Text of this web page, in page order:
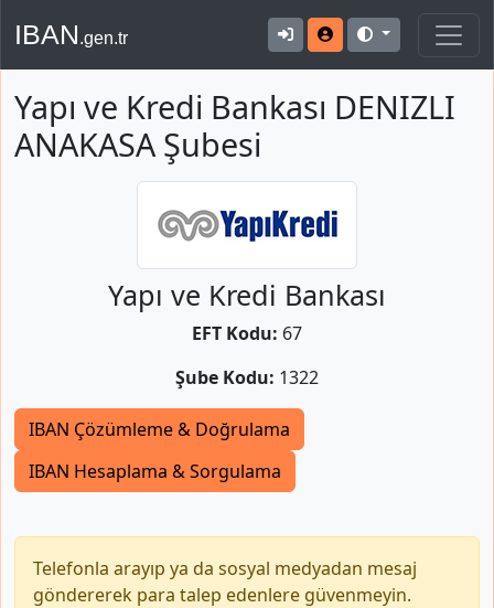
IBAN.gen.tr
Yapı ve Kredi Bankası DENIZLI
ANAKASA Şubesi
Yapı ve Kredi Bankası
EFT Kodu: 67
Şube Kodu: 1322
IBAN Çözümleme & Doğrulama
IBAN Hesaplama & Sorgulama
Telefonla arayıp ya da sosyal medyadan mesaj
göndererek para talep edenlere güvenmeyin.